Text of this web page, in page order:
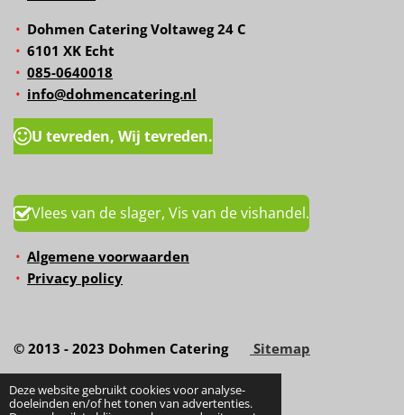
Deze website gebruikt cookies voor analyse-
doeleinden en/of het tonen van advertenties.
Dohmen Catering Voltaweg 24 C
6101 XK Echt
085-0640018
info@dohmencatering.nl
U tevreden, Wij tevreden.
Vlees van de slager, Vis van de vishandel.
Algemene voorwaarden
Privacy policy
© 2013 - 2023 Dohmen Catering Sitemap